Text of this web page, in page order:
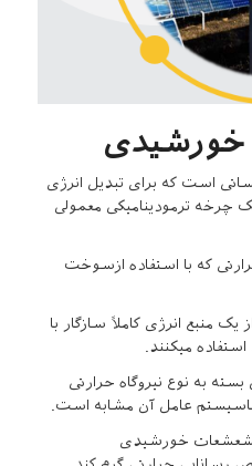
خورشیدی
است که برای تبدیل انرژی
چرخه ترمودینامیکی معمولی
که با استفاده ازسوخت
منبع انرژی کاملاً سازگار با
میکنند.
به نوع نیروگاه حرارتی
عامل آن مشابه است.
خورشیدی